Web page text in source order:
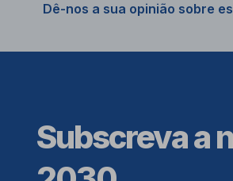
Dê-nos a sua opinião sobre
Subscreva a